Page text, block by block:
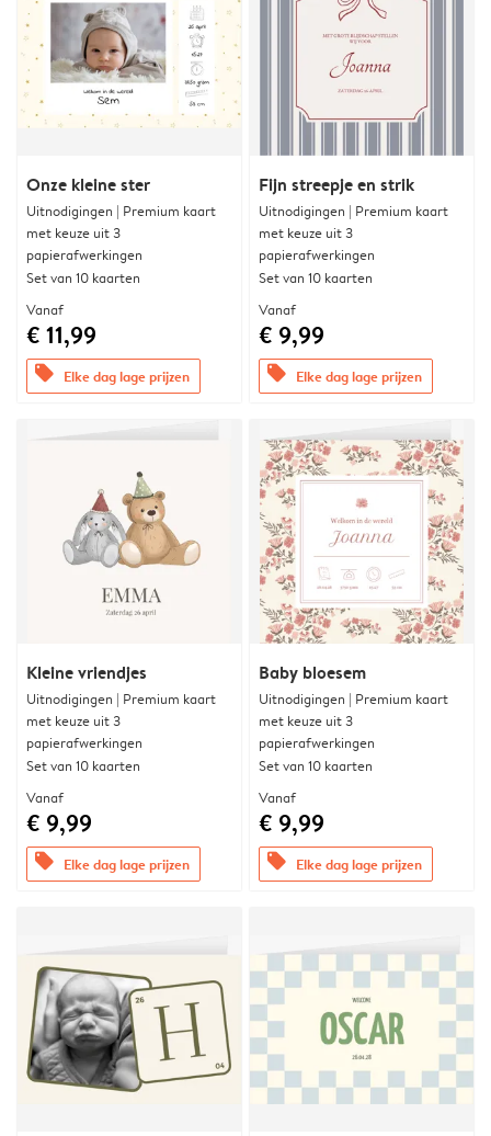
Onze kleine ster
Uitnodigingen | Premium kaart
met keuze uit 3
papierafwerkingen
Set van 10 kaarten
Vanaf
€ 11,99
offers Elke dag lage prijzen
Fijn streepje en strik
Uitnodigingen | Premium kaart
met keuze uit 3
papierafwerkingen
Set van 10 kaarten
Vanaf
€ 9,99
offers Elke dag lage prijzen
Kleine vriendjes
Uitnodigingen | Premium kaart
met keuze uit 3
papierafwerkingen
Set van 10 kaarten
Vanaf
€ 9,99
offers Elke dag lage prijzen
Baby bloesem
Uitnodigingen | Premium kaart
met keuze uit 3
papierafwerkingen
Set van 10 kaarten
Vanaf
€ 9,99
offers Elke dag lage prijzen